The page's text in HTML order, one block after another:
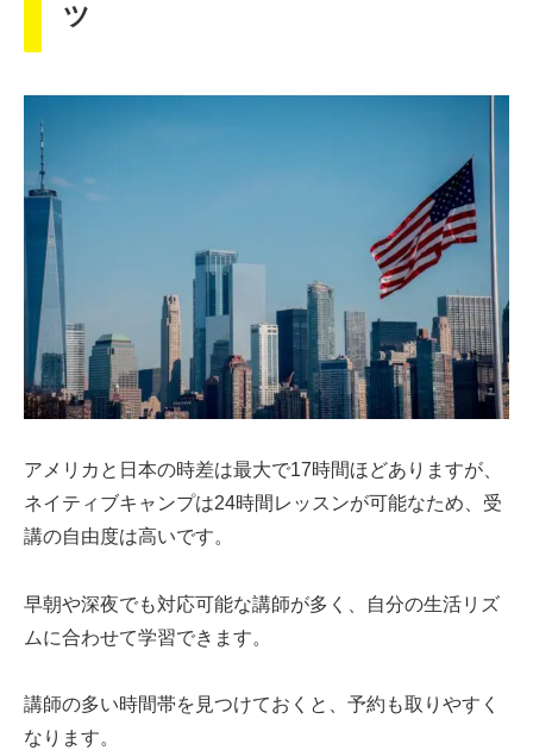
ツ
アメリカと日本の時差は最大で17時間ほどありますが、
ネイティブキャンプは24時間レッスンが可能なため、受
講の自由度は高いです。
早朝や深夜でも対応可能な講師が多く、自分の生活リズ
ムに合わせて学習できます。
講師の多い時間帯を見つけておくと、予約も取りやすく
なります。